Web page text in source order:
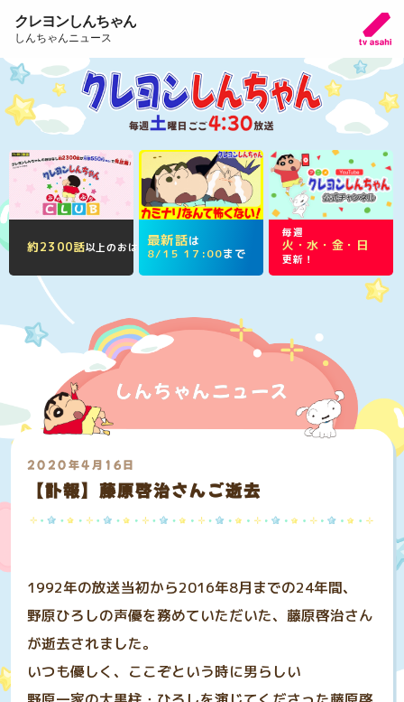
クレヨンしんちゃん
しんちゃんニュース
約2300話以上のおはなしが見放題！
最新話は
8/15 17:00まで
毎週
火・水・金・日
更新！
しんちゃんニュース
2020年4月16日
【訃報】藤原啓治さんご逝去
1992年の放送当初から2016年8月までの24年間、
野原ひろしの声優を務めていただいた、藤原啓治さん
が逝去されました。
いつも優しく、ここぞという時に男らしい